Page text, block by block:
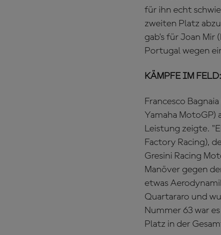
für ihn echt
zweiten Platz
gab's für Joan Mir
Portugal wegen
KÄMPFE IM
Francesco
Yamaha MotoGP)
Leistung zeigte.
Factory Racing),
Gresini Racing
Manöver gegen
etwas
Quartararo und
Nummer 63 war
Platz in der